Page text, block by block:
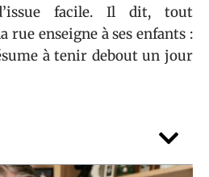
facile. Il dit, tout
rue enseigne à ses enfants :
à tenir debout un jour